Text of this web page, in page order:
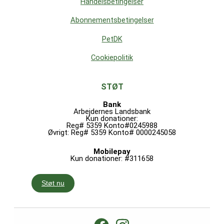
Abonnementsbetingelser
PetDK
Cookiepolitik
STØT
Bank
Arbejdernes Landsbank
Kun donationer:
Reg# 5359 Konto#0245988
Øvrigt: Reg# 5359 Konto# 0000245058
Mobilepay
Kun donationer: #311658
Støt nu